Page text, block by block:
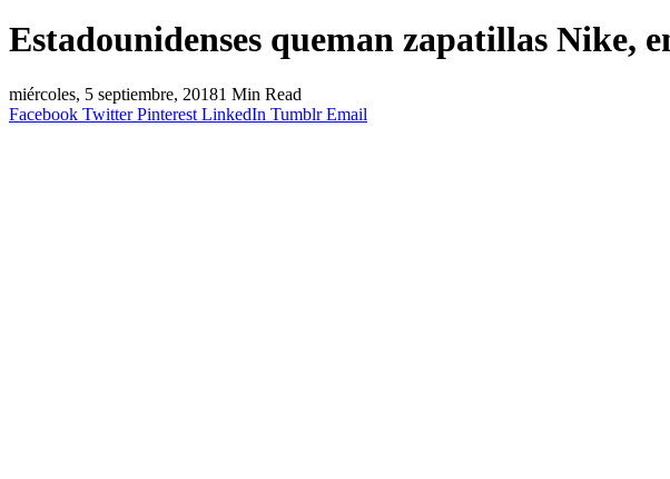
Estadounidenses queman zapatillas Nike,
miércoles, 5 septiembre, 20181 Min Read
Facebook Twitter Pinterest LinkedIn Tumblr Email